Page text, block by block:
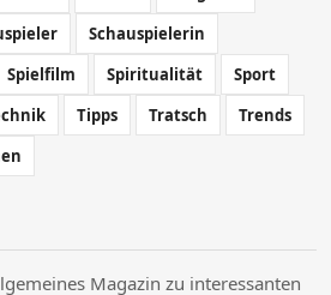
Schauspielerin
Spielfilm Spiritualität
Sport
Tipps Tratsch
Trends
Magazin zu interessanten